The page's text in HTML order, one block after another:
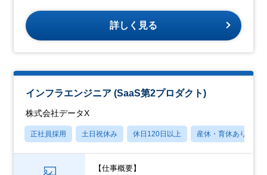
詳しく見る
インフラエンジニア (SaaS第2プロダクト)
株式会社データX
正社員採用 土日祝休み 休日120日以上 産休・育休あり
【仕事概要】